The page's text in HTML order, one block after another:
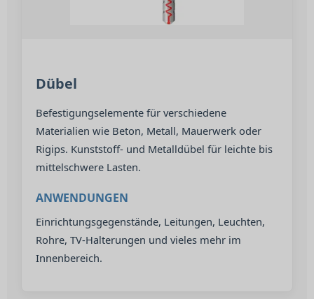
Dübel
Befestigungselemente für verschiedene
Materialien wie Beton, Metall, Mauerwerk oder
Rigips. Kunststoff- und Metalldübel für leichte bis
mittelschwere Lasten.
ANWENDUNGEN
Einrichtungsgegenstände, Leitungen, Leuchten,
Rohre, TV-Halterungen und vieles mehr im
Innenbereich.